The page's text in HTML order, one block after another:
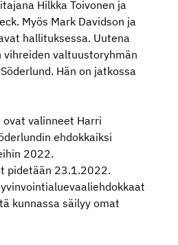
Hilkka Toivonen ja
Myös Mark Davidson ja
hallituksessa. Uutena
valtuustoryhmän
Hän on jatkossa
ovat valinneet Harri
ehdokkaiksi
2022.
pidetään 23.1.2022.
kunnassa säilyy omat